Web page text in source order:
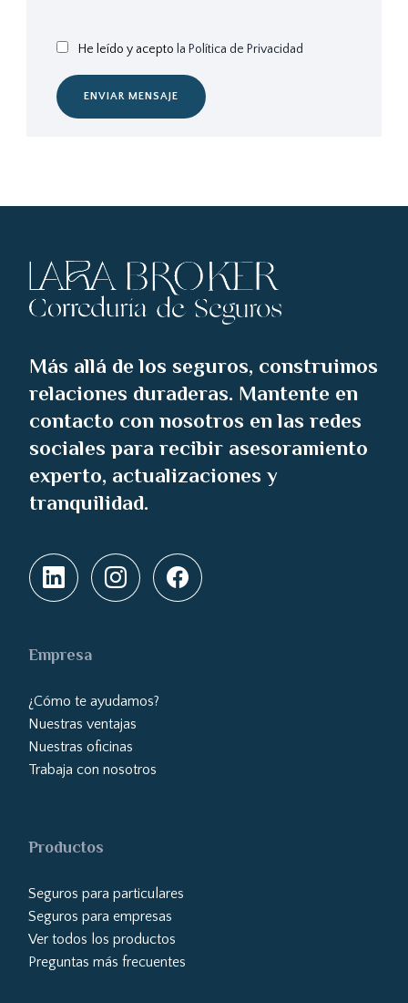
He leído y acepto la Política de Privacidad
ENVIAR MENSAJE
Más allá de los seguros, construimos
relaciones duraderas. Mantente en
contacto con nosotros en las redes
sociales para recibir asesoramiento
experto, actualizaciones y
tranquilidad.
Empresa
¿Cómo te ayudamos?
Nuestras ventajas
Nuestras oficinas
Trabaja con nosotros
Productos
Seguros para particulares
Seguros para empresas
Ver todos los productos
Preguntas más frecuentes